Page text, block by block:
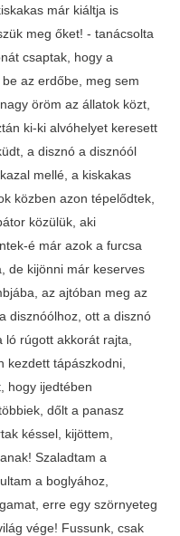
már kiáltja is
meg őket! - tanácsolta
csaptak, hogy a
az erdőbe, meg sem
öröm az állatok közt,
ki-ki alvóhelyet keresett
a disznó a disznóól
mellé, a kiskakas
közben azon tépelődtek,
közülük, aki
é már azok a furcsa
de kijönni már keserves
az ajtóban meg az
disznóólhoz, ott a disznó
rúgott akkorát rajta,
kezdett tápászkodni,
hogy ijedtében
dőlt a panasz
késsel, kijöttem,
Szaladtam a
a boglyához,
erre egy szörnyeteg
vége! Fussunk, csak